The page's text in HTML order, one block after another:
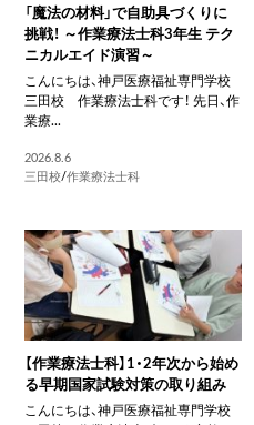
「魔法の材料」で自助具づくりに
挑戦！ ～作業療法士科3年生 テク
ニカルエイド演習～
こんにちは、神戸医療福祉専門学校
三田校 作業療法士科です！ 先日、作
業療...
2026.8.6
三田校/作業療法士科
【作業療法士科】1・2年次から始め
る早期国家試験対策の取り組み
こんにちは、神戸医療福祉専門学校